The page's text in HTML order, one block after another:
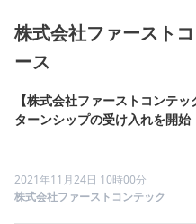
株式会社ファースト
ース
【株式会社ファーストコンテ
ターンシップの受け入れを開始
2021年11月24日 10時00分
株式会社ファーストコンテック